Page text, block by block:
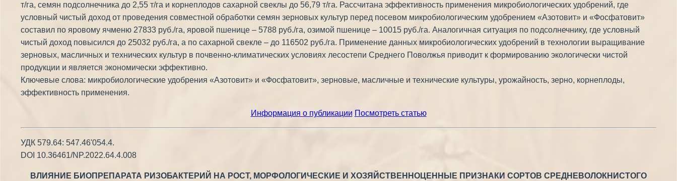
т/га, семян подсолнечника до 2,55 т/га и корнеплодов сахарной свеклы до 56,79 т/га. Рассчитана эффективность применения микробиологических удобрений, где
условный чистый доход от проведения совместной обработки семян зерновых культур перед посевом микробиологическим удобрением «Азотовит» и «Фосфатовит»
составил по яровому ячменю 27833 руб./га, яровой пшенице – 5788 руб./га, озимой пшенице – 10015 руб./га. Аналогичная ситуация по подсолнечнику, где условный
чистый доход повысился до 25032 руб./га, а по сахарной свекле – до 116502 руб./га. Применение данных микробиологических удобрений в технологии выращивание
зерновых, масличных и технических культур в почвенно-климатических условиях лесостепи Среднего Поволжья приводит к формированию экологически чистой
продукции и является экономически эффективно.
Ключевые слова: микробиологические удобрения «Азотовит» и «Фосфатовит», зерновые, масличные и технические культуры, урожайность, зерно, корнеплоды,
эффективность применения.
Информация о публикации Посмотреть статью
УДК 579.64: 547.46'054.4.
DOI 10.36461/NP.2022.64.4.008
ВЛИЯНИЕ БИОПРЕПАРАТА РИЗОБАКТЕРИЙ НА РОСТ, МОРФОЛОГИЧЕСКИЕ И ХОЗЯЙСТВЕННОЦЕННЫЕ ПРИЗНАКИ СОРТОВ СРЕДНЕВОЛОКНИСТОГО